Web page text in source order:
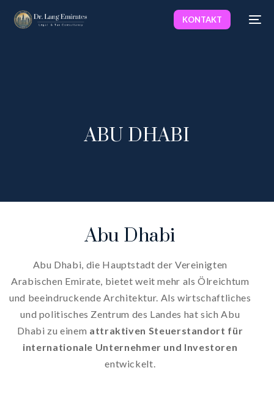
KONTAKT
ABU DHABI
Abu Dhabi
Abu Dhabi, die Hauptstadt der Vereinigten
Arabischen Emirate, bietet weit mehr als Ölreichtum
und beeindruckende Architektur. Als wirtschaftliches
und politisches Zentrum des Landes hat sich Abu
Dhabi zu einem attraktiven Steuerstandort für
internationale Unternehmer und Investoren
entwickelt.
Deutsch